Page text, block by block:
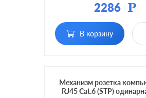
разъема:
RJ11, RJ12,
2286Р
В корзину
Механизм розетка
RJ45 Cat.6 (STP)